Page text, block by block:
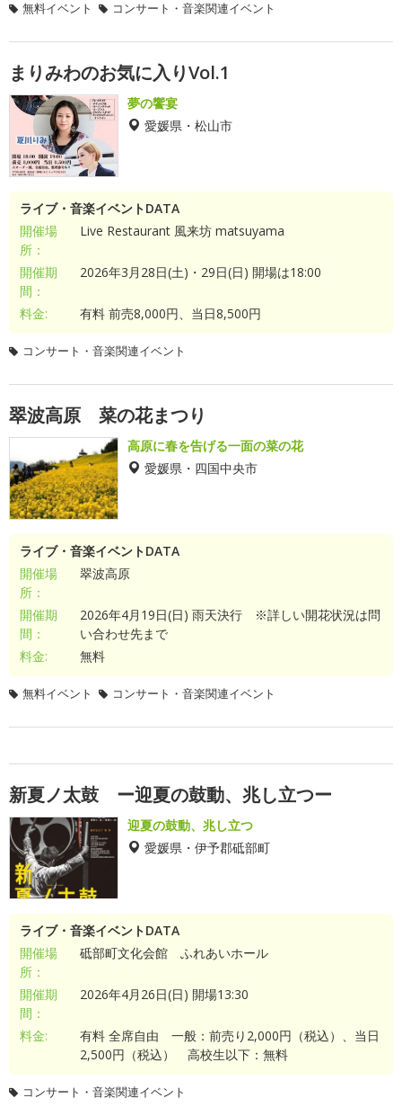
無料イベント コンサート・音楽関連イベント
まりみわのお気に入りVol.1
夢の饗宴
愛媛県・松山市
ライブ・音楽イベントDATA
開催場
所：
Live Restaurant 風来坊 matsuyama
開催期
間：
2026年3月28日(土)・29日(日) 開場は18:00
料金: 有料 前売8,000円、当日8,500円
コンサート・音楽関連イベント
翠波高原 菜の花まつり
高原に春を告げる一面の菜の花
愛媛県・四国中央市
ライブ・音楽イベントDATA
開催場
所：
翠波高原
開催期
間：
2026年4月19日(日) 雨天決行 ※詳しい開花状況は問
い合わせ先まで
料金:
無料
無料イベント コンサート・音楽関連イベント
新夏ノ太鼓 ー迎夏の鼓動、兆し立つー
迎夏の鼓動、兆し立つ
愛媛県・伊予郡砥部町
ライブ・音楽イベントDATA
開催場
所：
砥部町文化会館 ふれあいホール
開催期
間：
2026年4月26日(日) 開場13:30
料金:
有料 全席自由 一般：前売り2,000円（税込）、当日
2,500円（税込） 高校生以下：無料
コンサート・音楽関連イベント